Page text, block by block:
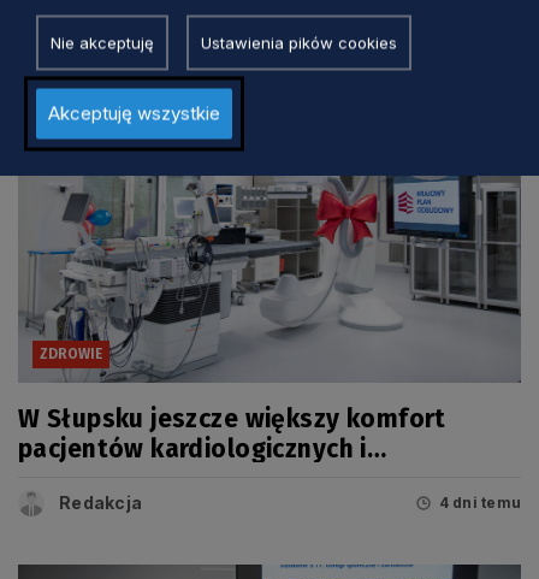
ZDROWIE
W Słupsku jeszcze większy komfort
pacjentów kardiologicznych i
Redakcja 4 dni temu
Nie akceptuję Ustawienia pików cookies
Akceptuję wszystkie